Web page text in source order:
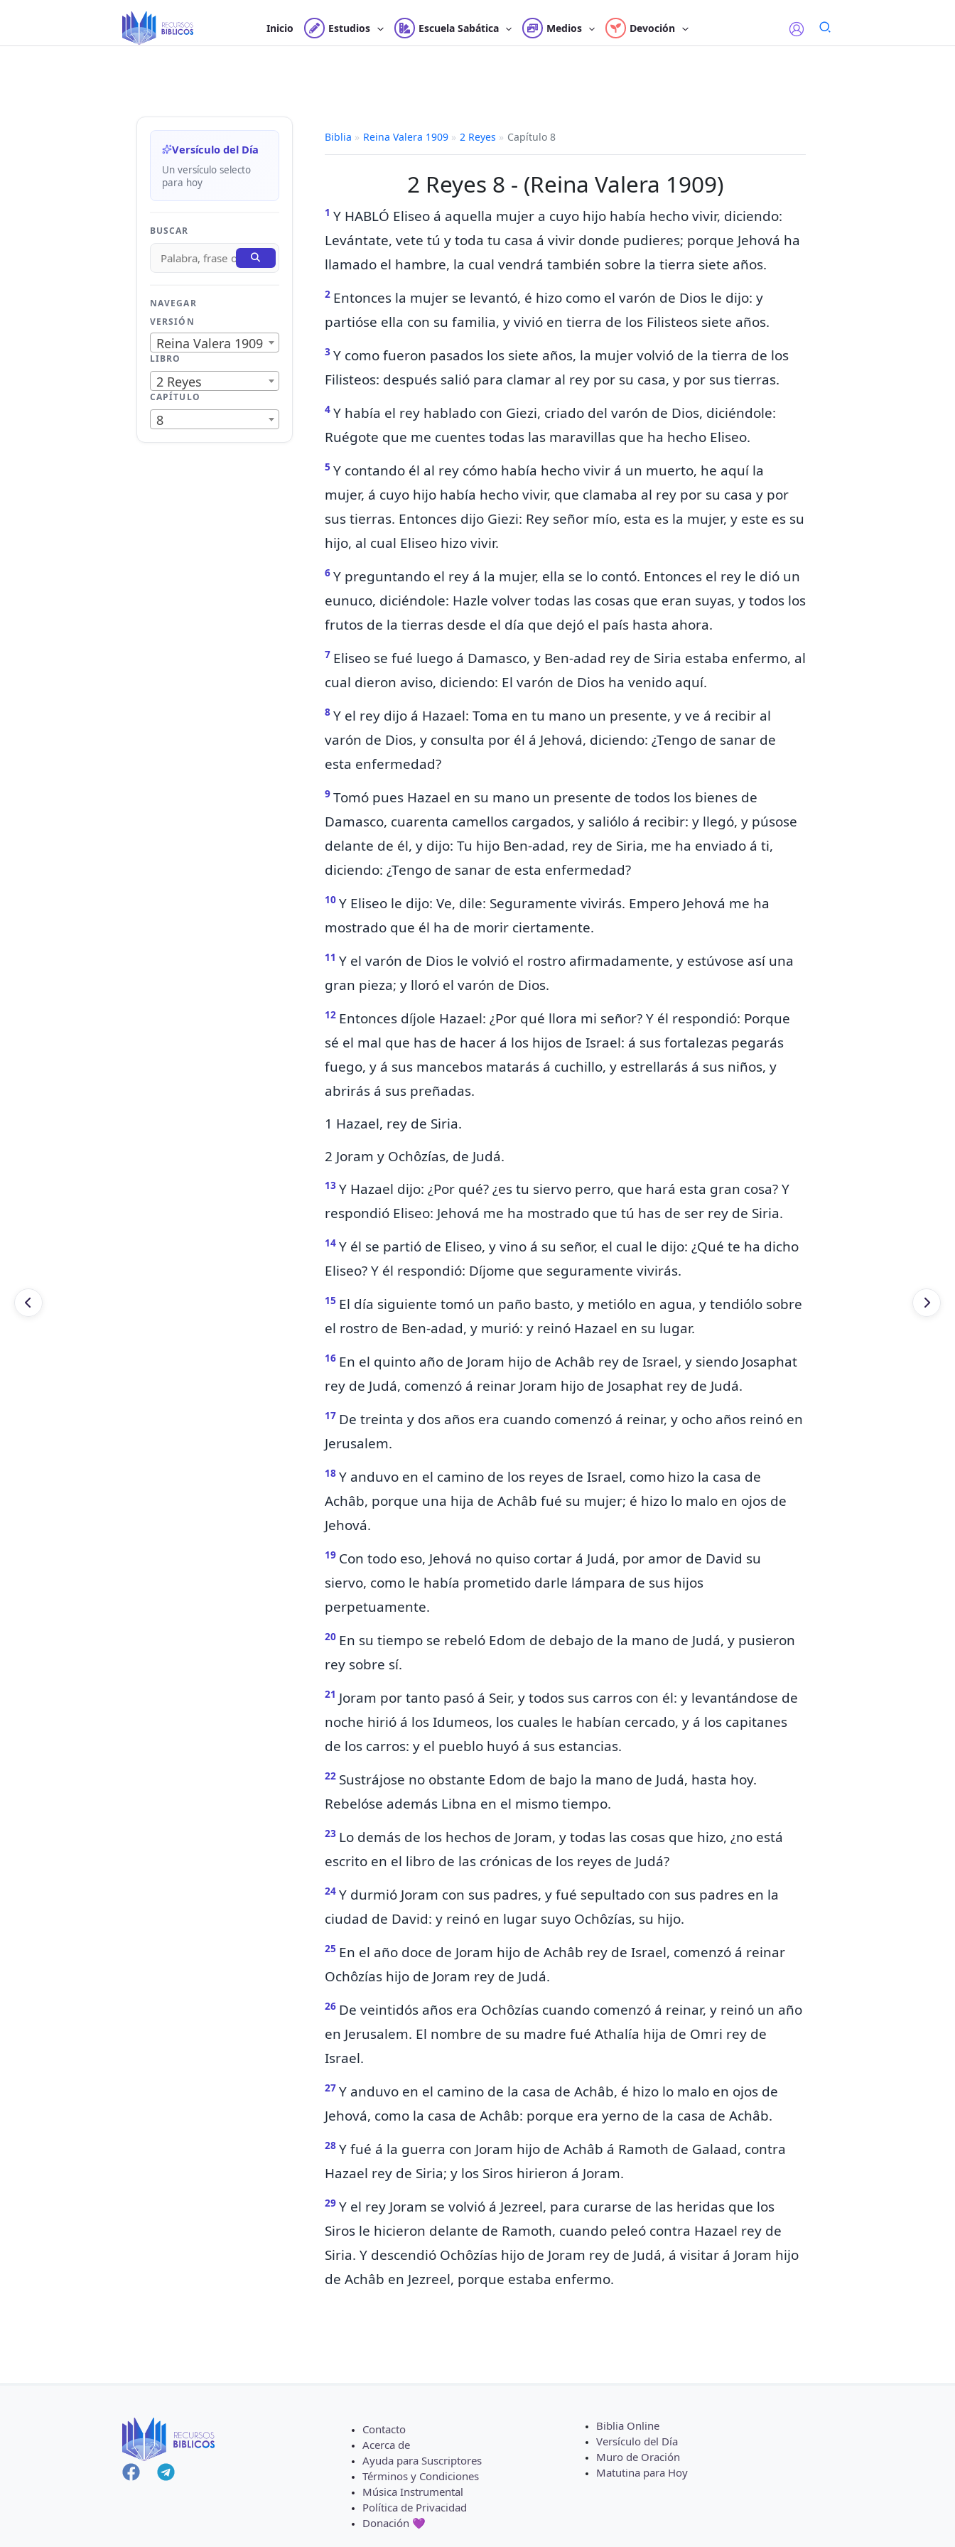
contenido
Inicio Estudios Escuela Sabática Medios Devoción
Versículo del Día
Un versículo selecto
para hoy
BUSCAR
NAVEGAR
VERSIÓN
Reina Valera 1909
LIBRO
2 Reyes
CAPÍTULO
8
Biblia » Reina Valera 1909 » 2 Reyes » Capítulo 8
2 Reyes 8 - (Reina Valera 1909)
1 Y HABLÓ Eliseo á aquella mujer a cuyo hijo había hecho vivir, diciendo:
Levántate, vete tú y toda tu casa á vivir donde pudieres; porque Jehová ha
llamado el hambre, la cual vendrá también sobre la tierra siete años.
2 Entonces la mujer se levantó, é hizo como el varón de Dios le dijo: y
partióse ella con su familia, y vivió en tierra de los Filisteos siete años.
3 Y como fueron pasados los siete años, la mujer volvió de la tierra de los
Filisteos: después salió para clamar al rey por su casa, y por sus tierras.
4 Y había el rey hablado con Giezi, criado del varón de Dios, diciéndole:
Ruégote que me cuentes todas las maravillas que ha hecho Eliseo.
5 Y contando él al rey cómo había hecho vivir á un muerto, he aquí la
mujer, á cuyo hijo había hecho vivir, que clamaba al rey por su casa y por
sus tierras. Entonces dijo Giezi: Rey señor mío, esta es la mujer, y este es su
hijo, al cual Eliseo hizo vivir.
6 Y preguntando el rey á la mujer, ella se lo contó. Entonces el rey le dió un
eunuco, diciéndole: Hazle volver todas las cosas que eran suyas, y todos los
frutos de la tierras desde el día que dejó el país hasta ahora.
7 Eliseo se fué luego á Damasco, y Ben-adad rey de Siria estaba enfermo, al
cual dieron aviso, diciendo: El varón de Dios ha venido aquí.
8 Y el rey dijo á Hazael: Toma en tu mano un presente, y ve á recibir al
varón de Dios, y consulta por él á Jehová, diciendo: ¿Tengo de sanar de
esta enfermedad?
9 Tomó pues Hazael en su mano un presente de todos los bienes de
Damasco, cuarenta camellos cargados, y saliólo á recibir: y llegó, y púsose
delante de él, y dijo: Tu hijo Ben-adad, rey de Siria, me ha enviado á ti,
diciendo: ¿Tengo de sanar de esta enfermedad?
10 Y Eliseo le dijo: Ve, dile: Seguramente vivirás. Empero Jehová me ha
mostrado que él ha de morir ciertamente.
11 Y el varón de Dios le volvió el rostro afirmadamente, y estúvose así una
gran pieza; y lloró el varón de Dios.
12 Entonces díjole Hazael: ¿Por qué llora mi señor? Y él respondió: Porque
sé el mal que has de hacer á los hijos de Israel: á sus fortalezas pegarás
fuego, y á sus mancebos matarás á cuchillo, y estrellarás á sus niños, y
abrirás á sus preñadas.
1 Hazael, rey de Siria.
2 Joram y Ochôzías, de Judá.
13 Y Hazael dijo: ¿Por qué?¿es tu siervo perro, que hará esta gran cosa? Y
respondió Eliseo: Jehová me ha mostrado que tú has de ser rey de Siria.
14 Y él se partió de Eliseo, y vino á su señor, el cual le dijo: ¿Qué te ha dicho
Eliseo? Y él respondió: Díjome que seguramente vivirás.
15 El día siguiente tomó un paño basto, y metiólo en agua, y tendiólo sobre
el rostro de Ben-adad, y murió: y reinó Hazael en su lugar.
16 En el quinto año de Joram hijo de Achâb rey de Israel, y siendo Josaphat
rey de Judá, comenzó á reinar Joram hijo de Josaphat rey de Judá.
17 De treinta y dos años era cuando comenzó á reinar, y ocho años reinó en
Jerusalem.
18 Y anduvo en el camino de los reyes de Israel, como hizo la casa de
Achâb, porque una hija de Achâb fué su mujer; é hizo lo malo en ojos de
Jehová.
19 Con todo eso, Jehová no quiso cortar á Judá, por amor de David su
siervo, como le había prometido darle lámpara de sus hijos
perpetuamente.
20 En su tiempo se rebeló Edom de debajo de la mano de Judá, y pusieron
rey sobre sí.
21 Joram por tanto pasó á Seir, y todos sus carros con él: y levantándose de
noche hirió á los Idumeos, los cuales le habían cercado, y á los capitanes
de los carros: y el pueblo huyó á sus estancias.
22 Sustrájose no obstante Edom de bajo la mano de Judá, hasta hoy.
Rebelóse además Libna en el mismo tiempo.
23 Lo demás de los hechos de Joram, y todas las cosas que hizo, ¿no está
escrito en el libro de las crónicas de los reyes de Judá?
24 Y durmió Joram con sus padres, y fué sepultado con sus padres en la
ciudad de David: y reinó en lugar suyo Ochôzías, su hijo.
25 En el año doce de Joram hijo de Achâb rey de Israel, comenzó á reinar
Ochôzías hijo de Joram rey de Judá.
26 De veintidós años era Ochôzías cuando comenzó á reinar, y reinó un año
en Jerusalem. El nombre de su madre fué Athalía hija de Omri rey de
Israel.
27 Y anduvo en el camino de la casa de Achâb, é hizo lo malo en ojos de
Jehová, como la casa de Achâb: porque era yerno de la casa de Achâb.
28 Y fué á la guerra con Joram hijo de Achâb á Ramoth de Galaad, contra
Hazael rey de Siria; y los Siros hirieron á Joram.
29 Y el rey Joram se volvió á Jezreel, para curarse de las heridas que los
Siros le hicieron delante de Ramoth, cuando peleó contra Hazael rey de
Siria. Y descendió Ochôzías hijo de Joram rey de Judá, á visitar á Joram hijo
de Achâb en Jezreel, porque estaba enfermo.
Contacto
Acerca de
Ayuda para Suscriptores
Términos y Condiciones
Música Instrumental
Política de Privacidad
Donación 💜
Biblia Online
Versículo del Día
Muro de Oración
Matutina para Hoy